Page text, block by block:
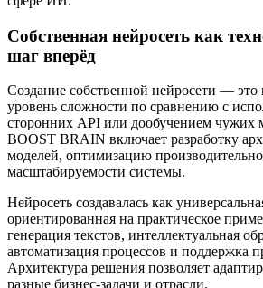
Собственная нейросеть как
шаг вперёд
Создание собственной нейросети —
уровень сложности по сравнению с
сторонних API или дообучением чужих
BOOST BRAIN включает разработку
моделей, оптимизацию
масштабируемости системы.
Нейросеть создавалась как
ориентированная на практическое
генерация текстов, интеллектуальная
автоматизация процессов и поддержка
Архитектура решения позволяет
разные бизнес-задачи и отрасли.